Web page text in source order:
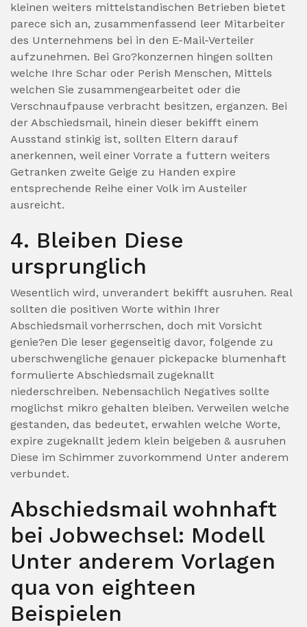
kleinen weiters mittelstandischen Betrieben bietet
parece sich an, zusammenfassend leer Mitarbeiter
des Unternehmens bei in den E-Mail-Verteiler
aufzunehmen. Bei Gro?konzernen hingen sollten
welche Ihre Schar oder Perish Menschen, Mittels
welchen Sie zusammengearbeitet oder die
Verschnaufpause verbracht besitzen, erganzen. Bei
der Abschiedsmail, hinein dieser bekifft einem
Ausstand stinkig ist, sollten Eltern darauf
anerkennen, weil einer Vorrate a futtern weiters
Getranken zweite Geige zu Handen expire
entsprechende Reihe einer Volk im Austeiler
ausreicht.
4. Bleiben Diese
ursprunglich
Wesentlich wird, unverandert bekifft ausruhen. Real
sollten die positiven Worte within Ihrer
Abschiedsmail vorherrschen, doch mit Vorsicht
genie?en Die leser gegenseitig davor, folgende zu
uberschwengliche genauer pickepacke blumenhaft
formulierte Abschiedsmail zugeknallt
niederschreiben. Nebensachlich Negatives sollte
moglichst mikro gehalten bleiben. Verweilen welche
gestanden, das bedeutet, erwahlen welche Worte,
expire zugeknallt jedem klein beigeben & ausruhen
Diese im Schimmer zuvorkommend Unter anderem
verbundet.
Abschiedsmail wohnhaft
bei Jobwechsel: Modell
Unter anderem Vorlagen
qua von eighteen
Beispielen